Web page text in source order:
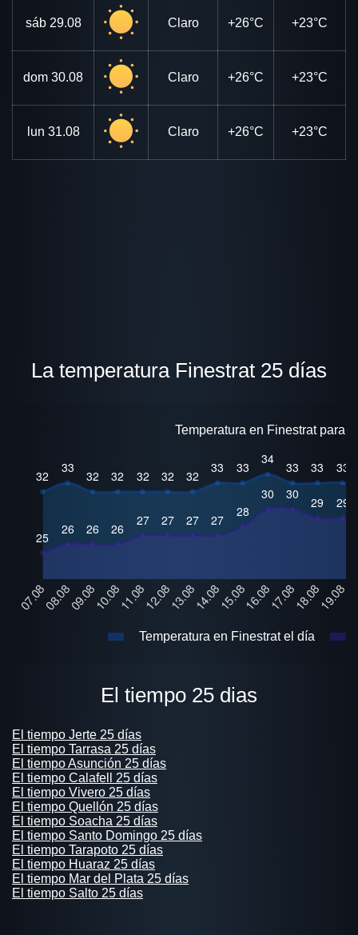
sáb 29.08 Claro +26°C +23°C
dom 30.08 Claro +26°C +23°C
lun 31.08 Claro +26°C +23°C
La temperatura Finestrat 25 días
Temperatura en Finestrat para
Temperatura en Finestrat el día
El tiempo 25 dias
El tiempo Jerte 25 días
El tiempo Tarrasa 25 días
El tiempo Asunción 25 días
El tiempo Calafell 25 días
El tiempo Vivero 25 días
El tiempo Quellón 25 días
El tiempo Soacha 25 días
El tiempo Santo Domingo 25 días
El tiempo Tarapoto 25 días
El tiempo Huaraz 25 días
El tiempo Mar del Plata 25 días
El tiempo Salto 25 días